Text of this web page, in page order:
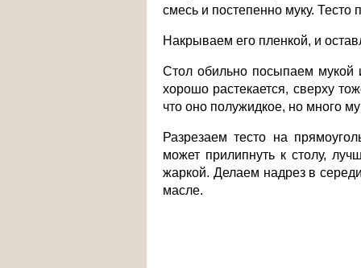
смесь и постепенно муку.
Накрываем его пленкой, и
Стол обильно посыпаем мукой
хорошо растекается, сверху
что оно полужидкое, но много
Разрезаем тесто на
может прилипнуть к столу,
жаркой. Делаем надрез в
масле.